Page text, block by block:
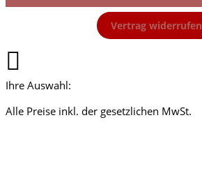
Vertrag widerrufen
Ihre Auswahl:
Alle Preise inkl. der gesetzlichen MwSt.